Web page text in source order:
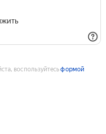
воспользуйтесьформой